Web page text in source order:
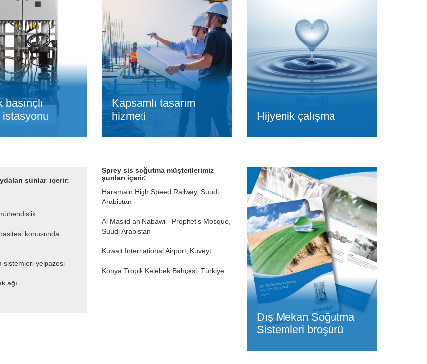
istasyonu
Kapsamlı tasarım
hizmeti
Hijyenik çalışma
şunları içerir:
konusunda
sistemleri yelpazesi
ağı
Sprey sis soğutma müşterilerimiz
şunları içerir:
Haramain High Speed Railway, Suudi
Arabistan
Al Masjid an Nabawi - Prophet's Mosque,
Suudi Arabistan
Kuwait International Airport, Kuveyt
Konya Tropik Kelebek Bahçesi, Türkiye
Dış Mekan Soğutma
Sistemleri broşürü